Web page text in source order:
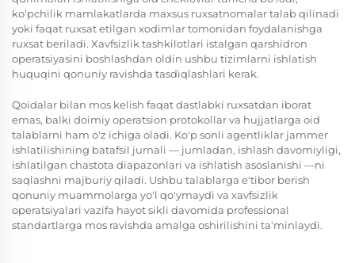
ko'pchilik mamlakatlarda maxsus ruxsatnomalar talab qilinadi
yoki faqat ruxsat etilgan xodimlar tomonidan foydalanishga
ruxsat beriladi. Xavfsizlik tashkilotlari istalgan qarshidron
operatsiyasini boshlashdan oldin ushbu tizimlarni ishlatish
huquqini qonuniy ravishda tasdiqlashlari kerak.
Qoidalar bilan mos kelish faqat dastlabki ruxsatdan iborat
emas, balki doimiy operatsion protokollar va hujjatlarga oid
talablarni ham o'z ichiga oladi. Ko'p sonli agentliklar jammer
ishlatilishining batafsil jurnali — jumladan, ishlash davomiyligi,
ishlatilgan chastota diapazonlari va ishlatish asoslanishi —ni
saqlashni majburiy qiladi. Ushbu talablarga e'tibor berish
qonuniy muammolarga yo'l qo'ymaydi va xavfsizlik
operatsiyalari vazifa hayot sikli davomida professional
standartlarga mos ravishda amalga oshirilishini ta'minlaydi.